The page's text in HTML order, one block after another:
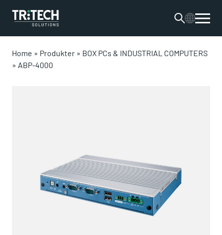
Home » Produkter » BOX PCs & INDUSTRIAL COMPUTERS
» ABP-4000